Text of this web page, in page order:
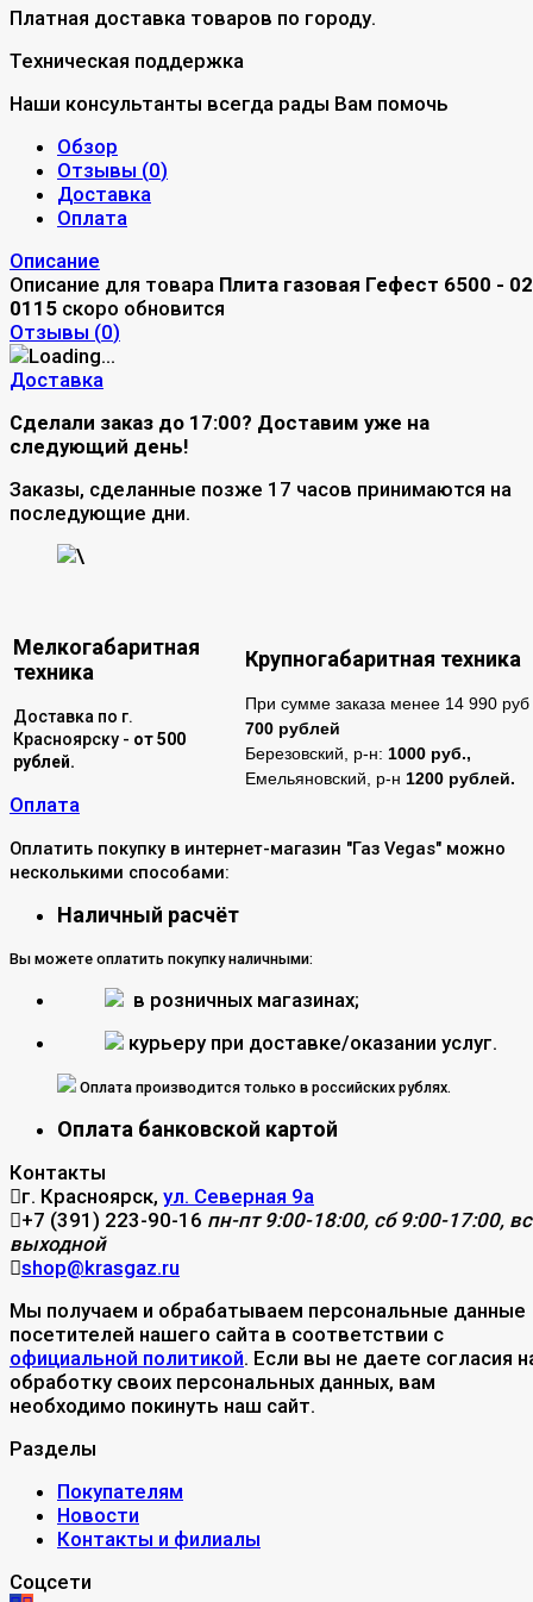
Платная доставка товаров по городу.
Техническая поддержка
Наши консультанты всегда рады Вам помочь
Обзор
Отзывы (0)
Доставка
Оплата
Описание
Описание для товара Плита газовая Гефест 6500 - 02
0115 скоро обновится
Отзывы (0)
Доставка
Сделали заказ до 17:00? Доставим уже на
следующий день!
Заказы, сделанные позже 17 часов принимаются на
последующие дни.
\
Мелкогабаритная
техника
Крупногабаритная техника
Доставка по г.
Красноярску - от 500
рублей.
При сумме заказа менее 14 990 руб
700 рублей
Березовский, р-н: 1000 руб.,
Емельяновский, р-н 1200 рублей.
Оплата
Оплатить покупку в интернет-магазин "Газ Vegas" можно
несколькими способами:
Наличный расчёт
Вы можете оплатить покупку наличными:
в розничных магазинах;
курьеру при доставке/оказании услуг.
Оплата производится только в российских рублях.
Оплата банковской картой
Контакты
г. Красноярск, ул. Северная 9а
+7 (391) 223-90-16 пн-пт 9:00-18:00, сб 9:00-17:00,
выходной
shop@krasgaz.ru
Мы получаем и обрабатываем персональные данные
посетителей нашего сайта в соответствии с
официальной политикой. Если вы не даете согласия
обработку своих персональных данных, вам
необходимо покинуть наш сайт.
Разделы
Покупателям
Новости
Контакты и филиалы
Соцсети